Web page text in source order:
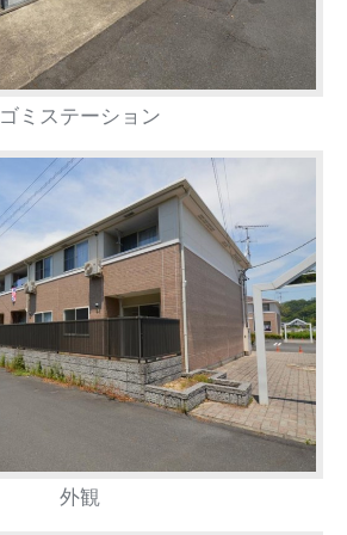
ゴミステーション
外観